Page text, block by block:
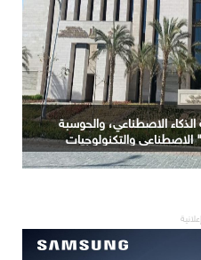
تحصد المركز الأول
للاتصالات بمشروع
صناعة الكتان